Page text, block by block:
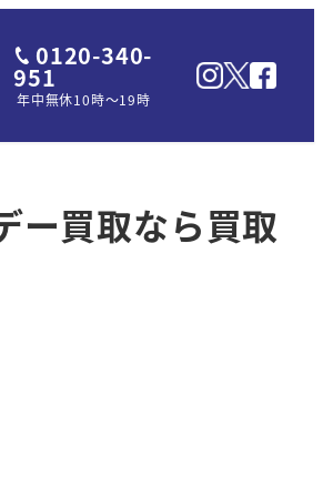
0120-340-
951
年中無休10時～19時
ー買取なら買取